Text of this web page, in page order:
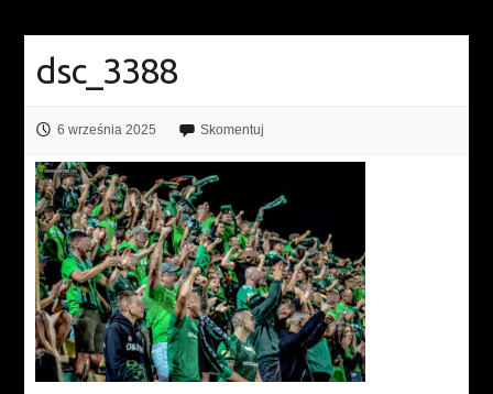
dsc_3388
6 września 2025 Skomentuj